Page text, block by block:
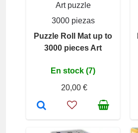
Art puzzle
3000 piezas
Puzzle Roll Mat up to
3000 pieces Art
En stock (7)
20,00 €